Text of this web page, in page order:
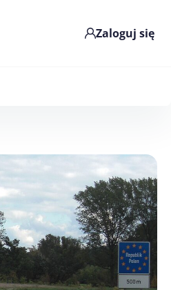
Zaloguj się